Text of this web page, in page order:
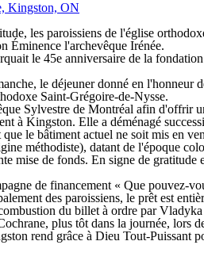
Kingston, ON
les paroissiens de l'église
Éminence l'archevêque Irénée.
le 45e anniversaire de la
le déjeuner donné en l'honneur
Saint-Grégoire-de-Nysse.
Sylvestre de Montréal afin d'offrir
à Kingston. Elle a déménagé
le bâtiment actuel ne soit mis en
méthodiste), datant de l'époque
mise de fonds. En signe de
de financement « Que pouvez-
des paroissiens, le prêt est
du billet à ordre par
plus tôt dans la journée, lors
rend grâce à Dieu Tout-Puissant